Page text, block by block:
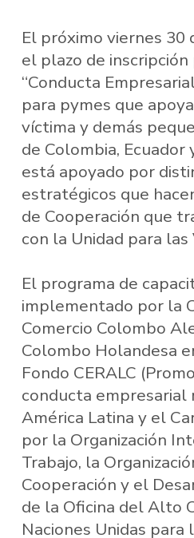
El próximo viernes 30
el plazo de
“Conducta
para pymes que
víctima y demás
de Colombia, Ecuador
está apoyado por
estratégicos que
de Cooperación que
con la Unidad para las
El programa de
implementado por la
Comercio Colombo
Colombo Holandesa
Fondo CERALC
conducta empresarial
América Latina y el
por la Organización
Trabajo, la
Cooperación y el
de la Oficina del Alto
Naciones Unidas para